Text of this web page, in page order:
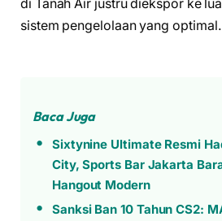
di Tanah Air justru diekspor ke
sistem pengelolaan yang optimal.
Baca Juga
Sixtynine Ultimate Resmi
City, Sports Bar Jakarta
Hangout Modern
Sanksi Ban 10 Tahun CS2: